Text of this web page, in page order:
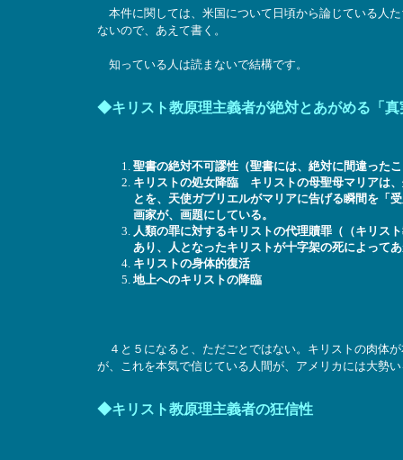
本件に関しては、米国について日頃から論じている人
ないので、あえて書く。
知っている人は読まないで結構です。
◆キリスト教原理主義者が絶対とあがめる「真
聖書の絶対不可謬性（聖書には、絶対に間違った
キリストの処女降臨 キリストの母聖母マリアは
とを、天使ガブリエルがマリアに告げる瞬間を「
画家が、画題にしている。
人類の罪に対するキリストの代理贖罪（（キリス
あり、人となったキリストが十字架の死によって
キリストの身体的復活
地上へのキリストの降臨
４と５になると、ただごとではない。キリストの肉体
が、これを本気で信じている人間が、アメリカには大勢
◆キリスト教原理主義者の狂信性